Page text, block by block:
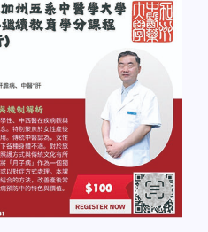
蘭一處公園內日前爆發惡
性鬥毆，導致一人當場被
刺身亡，警方目前封鎖現
場深入調查中。 七、 都柏
林教師談判破裂大罷工 東
灣都柏林（Dublin）學區
的教師工會與學區勞資談
判徹底宣告破裂，教師於
近日正式走上街頭發動罷
工，多所學校因此被迫停
課。 八、 聖荷西州立大學
車內男女雙屍案 聖荷西州
立大學（SJSU）校園的